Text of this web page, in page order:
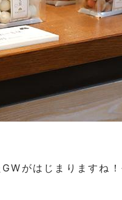
がはじまりますね